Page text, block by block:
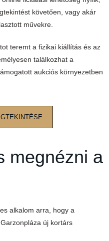
követően, vagy akár
művekre.
teremt a fizikai kiállítás és az
találkozhat a
aukciós környezetben
megnézni a
alkalom arra, hogy a
új kortárs